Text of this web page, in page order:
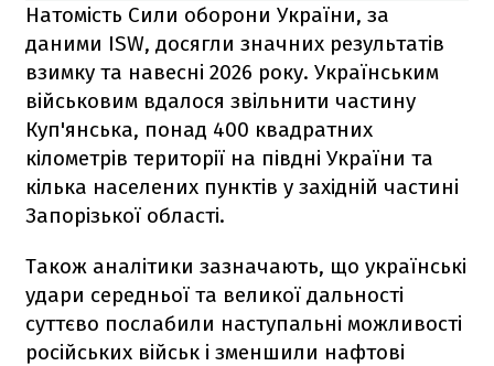
Натомість Сили оборони України, за
даними ISW, досягли значних результатів
взимку та навесні 2026 року. Українським
військовим вдалося звільнити частину
Куп'янська, понад 400 квадратних
кілометрів території на півдні України та
кілька населених пунктів у західній частині
Запорізької області.
Також аналітики зазначають, що українські
удари середньої та великої дальності
суттєво послабили наступальні можливості
російських військ і зменшили нафтові